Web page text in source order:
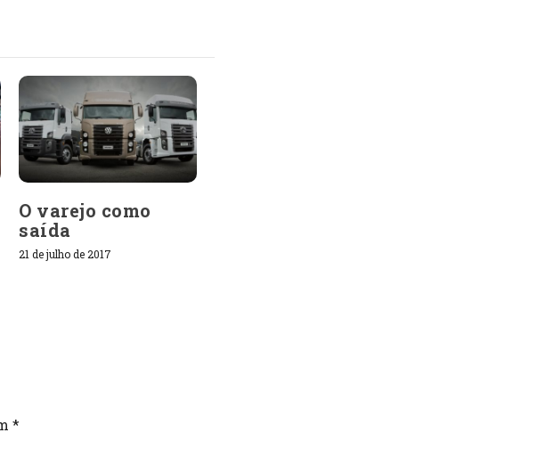
O varejo como
saída
21 de julho de 2017
*